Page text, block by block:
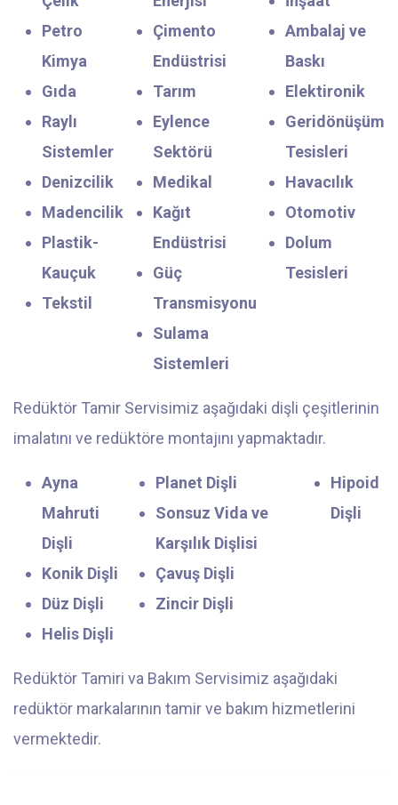
Petro
Kimya
Gıda
Raylı
Sistemler
Denizcilik
Madencilik
Plastik-
Kauçuk
Tekstil
Çimento
Endüstrisi
Tarım
Eylence
Sektörü
Medikal
Kağıt
Endüstrisi
Güç
Transmisyonu
Sulama
Sistemleri
Ambalaj ve
Baskı
Elektironik
Geridönüşüm
Tesisleri
Havacılık
Otomotiv
Dolum
Tesisleri
Redüktör Tamir Servisimiz aşağıdaki dişli çeşitlerinin
imalatını ve redüktöre montajını yapmaktadır.
Ayna
Mahruti
Dişli
Konik Dişli
Düz Dişli
Helis Dişli
Planet Dişli
Sonsuz Vida ve
Karşılık Dişlisi
Çavuş Dişli
Zincir Dişli
Hipoid
Dişli
Redüktör Tamiri va Bakım Servisimiz aşağıdaki
redüktör markalarının tamir ve bakım hizmetlerini
vermektedir.